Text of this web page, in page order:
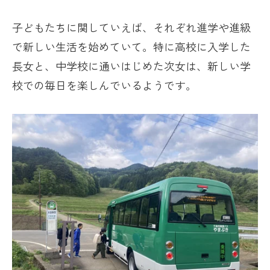
子どもたちに関していえば、それぞれ進学や進級
で新しい生活を始めていて。特に高校に入学した
長女と、中学校に通いはじめた次女は、新しい学
校での毎日を楽しんでいるようです。